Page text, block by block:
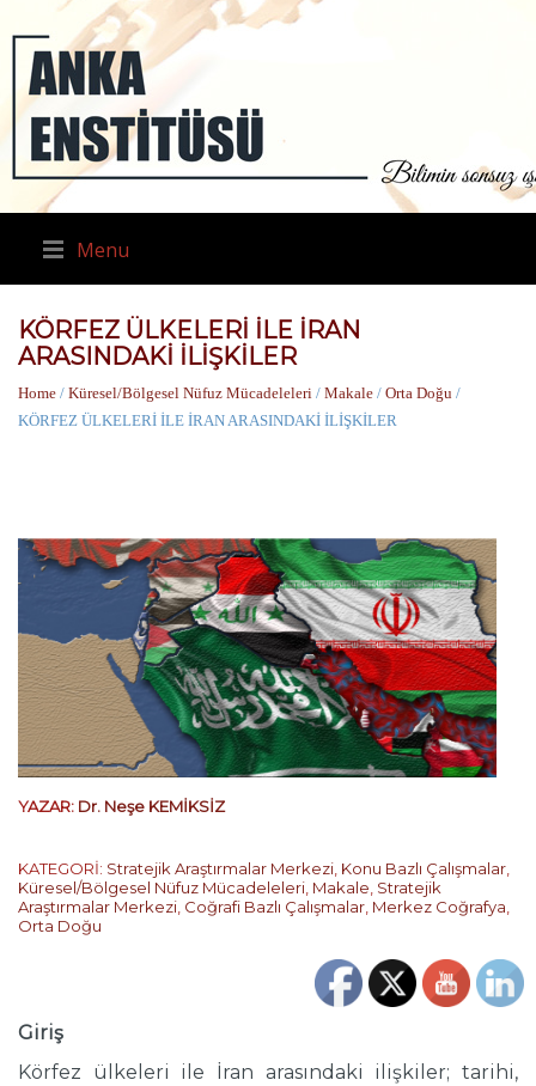
Menu
KÖRFEZ ÜLKELERİ İLE İRAN
ARASINDAKİ İLİŞKİLER
Home / Küresel/Bölgesel Nüfuz Mücadeleleri / Makale / Orta Doğu /
KÖRFEZ ÜLKELERİ İLE İRAN ARASINDAKİ İLİŞKİLER
YAZAR: Dr. Neşe KEMİKSİZ
KATEGORİ: Stratejik Araştırmalar Merkezi Konu Bazlı Çalışmalar
Küresel/Bölgesel Nüfuz Mücadeleleri Makale Stratejik
Araştırmalar Merkezi Coğrafi Bazlı Çalışmalar Merkez Coğrafya
Orta Doğu
Giriş
Körfez ülkeleri ile İran arasındaki ilişkiler; tarihi,